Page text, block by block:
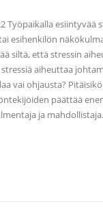
Työpaikalla esiintyvää
esihenkilön
siltä, että stressin
aiheuttaa
vai ohjausta?
päättää
ja